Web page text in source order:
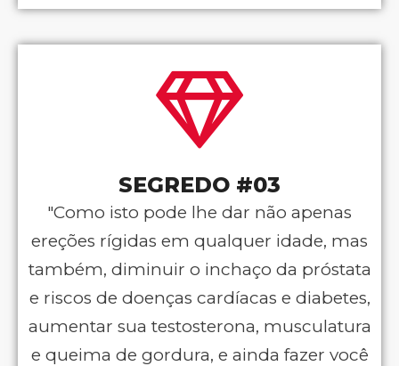
SEGREDO #03
"Como isto pode lhe dar não apenas
ereções rígidas em qualquer idade, mas
também, diminuir o inchaço da próstata
e riscos de doenças cardíacas e diabetes,
aumentar sua testosterona, musculatura
e queima de gordura, e ainda fazer você